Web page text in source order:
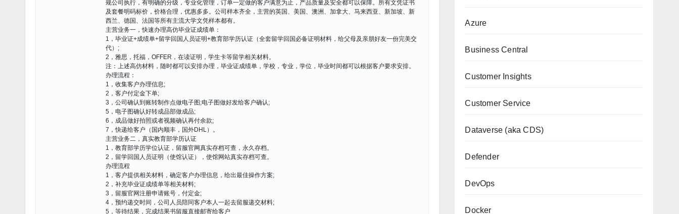
规公司执行，有明确的分级，专业化管理，订单一定做的客户满意为止，产品质量及安全都可以保障。所有文凭证书
及套餐明码标价，价格合理，优惠多多。公司样本齐全，主营的英国、美国、澳洲、加拿大、马来西亚、新加坡、新
西兰、德国、法国等所有主流大学文凭样本都有。
主营业务一，快速办理高仿毕业证成绩单：
1，毕业证+成绩单+留学回国人员证明+教育部学历认证（全套留学回国必备证明材料，给父母及亲朋好友一份完美交
代）;
2，雅思，托福，OFFER，在读证明，学生卡等留学相关材料。
注：上述高仿材料，随时都可以安排办理，毕业证成绩单，学校，专业，学位，毕业时间都可以根据客户要求安排。
办理流程：
1，收集客户办理信息;
2，客户付定金下单;
3，公司确认到账转制作点做电子图;电子图做好发给客户确认;
5，电子图确认好转成品部做成品;
6，成品做好拍照或者视频确认再付余款;
7，快递给客户（国内顺丰，国外DHL）。
主营业务二，真实教育部学历认证
1，教育部学历学位认证，留服官网真实存档可查，永久存档。
2，留学回国人员证明（使馆认证），使馆网站真实存档可查。
办理流程
1，客户提供相关材料，确定客户办理信息，给出最佳操作方案;
2，补充毕业证成绩单等相关材料;
3，留服官网注册申请账号，付定金;
4，预约递交时间，公司人员陪同客户本人一起去留服递交材料;
5，等待结果，完成结果书留服直接邮寄给客户
Azure
Business Central
Customer Insights
Customer Service
Dataverse (aka CDS)
Defender
DevOps
Docker